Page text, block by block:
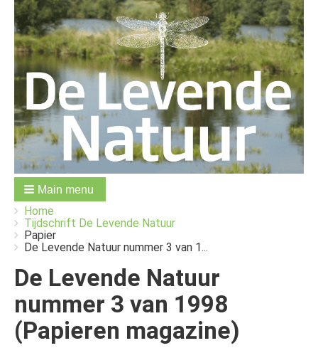
Main menu
Breadcrumbs
You
are
here:
Home
Tijdschrift De Levende Natuur
Papier
De Levende Natuur nummer 3 van 1...
De Levende Natuur
nummer 3 van 1998
(Papieren magazine)